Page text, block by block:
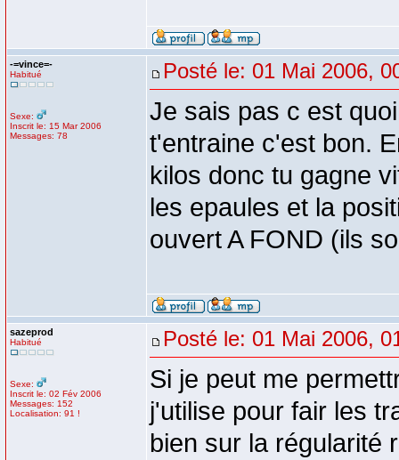
-=vince=-
Habitué
Sexe:
Inscrit le: 15 Mar 2006
Messages: 78
Posté le: 01 Mai 2006,
Je sais pas c est
t'entraine c'est bon.
kilos donc tu gagne
les epaules et la
ouvert A FOND (ils
sazeprod
Habitué
Sexe:
Inscrit le: 02 Fév 2006
Messages: 152
Localisation: 91 !
Posté le: 01 Mai 2006,
Si je peut me
j'utilise pour fair les
bien sur la régularité